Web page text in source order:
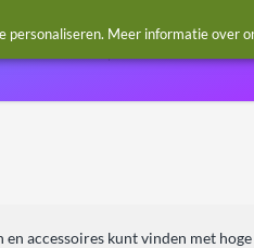
Aanmelden
accessoires kunt vinden met
personaliseren. Meer informatie over